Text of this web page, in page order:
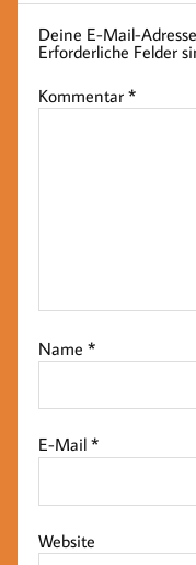
Deine E-Mail-
Erforderliche Felder
Kommentar*
Name*
E-Mail*
Website